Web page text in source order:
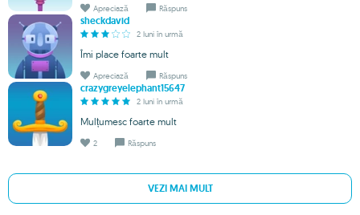
Apreciază Răspuns
sheckdavid
2 luni în urmă
Îmi place foarte mult
Apreciază Răspuns
crazygreyelephant15647
2 luni în urmă
Mulțumesc foarte mult
2 Răspuns
VEZI MAI MULT